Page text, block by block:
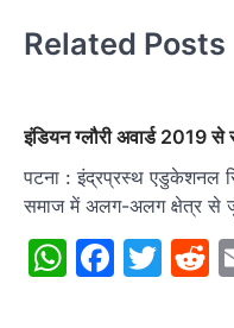
Related Posts
इंडियन ग्लौरी अवार्ड 2019 से
पटना : इंद्रप्रस्थ एडुकेशनल
समाज में अलग-अलग क्षेत्र से